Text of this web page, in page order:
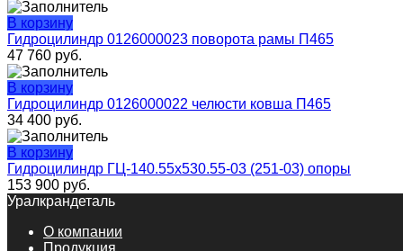
В корзину
Гидроцилиндр 0126000023 поворота рамы П465
47 760 руб.
В корзину
Гидроцилиндр 0126000022 челюсти ковша П465
34 400 руб.
В корзину
Гидроцилиндр ГЦ-140.55х530.55-03 (251-03) опоры
153 900 руб.
Уралкрандеталь
О компании